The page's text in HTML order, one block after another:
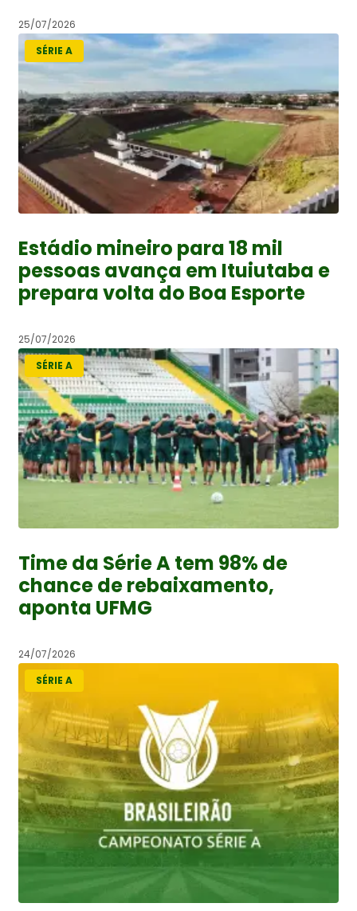
25/07/2026
SÉRIE A
Estádio mineiro para 18 mil
pessoas avança em Ituiutaba e
prepara volta do Boa Esporte
25/07/2026
SÉRIE A
Time da Série A tem 98% de
chance de rebaixamento,
aponta UFMG
24/07/2026
SÉRIE A